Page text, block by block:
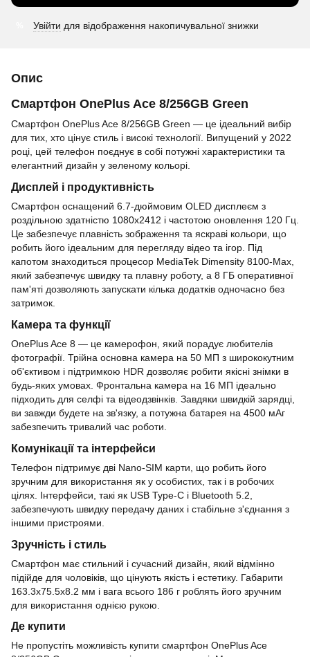
Увійти для відображення накопичувальної знижки
Опис
Смартфон OnePlus Ace 8/256GB Green
Смартфон OnePlus Ace 8/256GB Green — це ідеальний вибір
для тих, хто цінує стиль і високі технології. Випущений у 2022
році, цей телефон поєднує в собі потужні характеристики та
елегантний дизайн у зеленому кольорі.
Дисплей і продуктивність
Смартфон оснащений 6.7-дюймовим OLED дисплеєм з
роздільною здатністю 1080x2412 і частотою оновлення 120 Гц.
Це забезпечує плавність зображення та яскраві кольори, що
робить його ідеальним для перегляду відео та ігор. Під
капотом знаходиться процесор MediaTek Dimensity 8100-Max,
який забезпечує швидку та плавну роботу, а 8 ГБ оперативної
пам'яті дозволяють запускати кілька додатків одночасно без
затримок.
Камера та функції
OnePlus Ace 8 — це камерофон, який порадує любителів
фотографії. Трійна основна камера на 50 МП з ширококутним
об'єктивом і підтримкою HDR дозволяє робити якісні знімки в
будь-яких умовах. Фронтальна камера на 16 МП ідеально
підходить для селфі та відеодзвінків. Завдяки швидкій зарядці,
ви завжди будете на зв'язку, а потужна батарея на 4500 мАг
забезпечить тривалий час роботи.
Комунікації та інтерфейси
Телефон підтримує дві Nano-SIM карти, що робить його
зручним для використання як у особистих, так і в робочих
цілях. Інтерфейси, такі як USB Type-C і Bluetooth 5.2,
забезпечують швидку передачу даних і стабільне з'єднання з
іншими пристроями.
Зручність і стиль
Смартфон має стильний і сучасний дизайн, який відмінно
підійде для чоловіків, що цінують якість і естетику. Габарити
163.3x75.5x8.2 мм і вага всього 186 г роблять його зручним
для використання однією рукою.
Де купити
Не пропустіть можливість купити смартфон OnePlus Ace